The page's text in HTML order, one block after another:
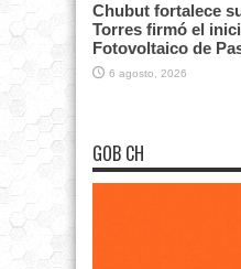
Chubut fortalece
Torres firmó el
Fotovoltaico de
6 agosto, 2026
GOB CH